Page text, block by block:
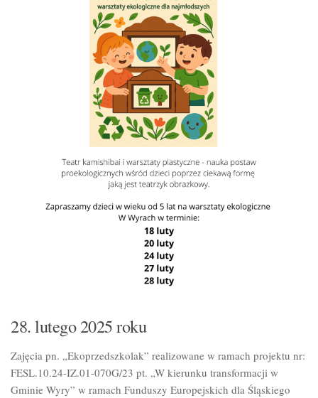
28. lutego 2025 roku
Zajęcia pn. „Ekoprzedszkolak” realizowane w ramach projektu nr:
FESL.10.24-IZ.01-070G/23 pt. „W kierunku transformacji w
Gminie Wyry” w ramach Funduszy Europejskich dla Śląskiego